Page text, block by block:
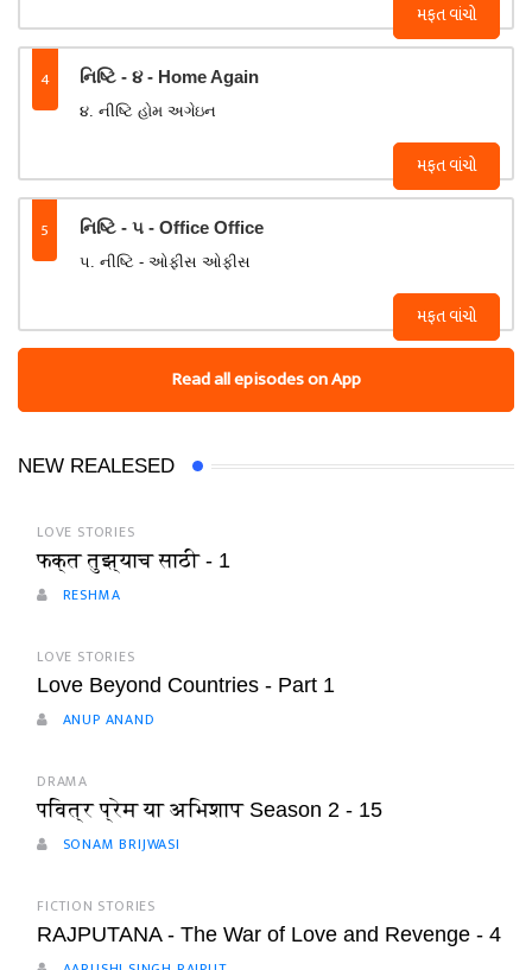
મફત વાંચો
4 નિષ્ટિ - ૪ - Home Again
મફત વાંચો
૪. નીષ્ટિ હોમ અગેઇન
5 નિષ્ટિ - ૫ - Office Office
મફત વાંચો
૫. નીષ્ટિ - ઓફીસ ઓફીસ
Read all episodes on App
NEW REALESED
LOVE STORIES
फक्त तुझ्याच साठी - 1
RESHMA
LOVE STORIES
Love Beyond Countries - Part 1
ANUP ANAND
DRAMA
पवित्र प्रेम या अभिशाप Season 2 - 15
SONAM BRIJWASI
FICTION STORIES
RAJPUTANA - The War of Love and Revenge - 4